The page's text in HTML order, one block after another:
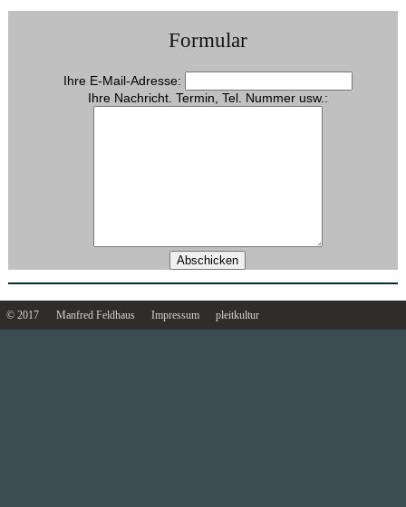
Formular
Ihre E-Mail-Adresse:
Ihre Nachricht. Termin, Tel. Nummer usw.:
© 2017 Manfred Feldhaus Impressum pleitkultur